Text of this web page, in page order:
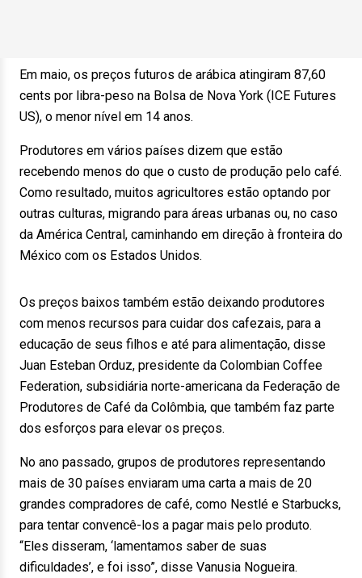
Em maio, os preços futuros de arábica atingiram 87,60
cents por libra-peso na Bolsa de Nova York (ICE Futures
US), o menor nível em 14 anos.
Produtores em vários países dizem que estão
recebendo menos do que o custo de produção pelo café.
Como resultado, muitos agricultores estão optando por
outras culturas, migrando para áreas urbanas ou, no caso
da América Central, caminhando em direção à fronteira do
México com os Estados Unidos.
Os preços baixos também estão deixando produtores
com menos recursos para cuidar dos cafezais, para a
educação de seus filhos e até para alimentação, disse
Juan Esteban Orduz, presidente da Colombian Coffee
Federation, subsidiária norte-americana da Federação de
Produtores de Café da Colômbia, que também faz parte
dos esforços para elevar os preços.
No ano passado, grupos de produtores representando
mais de 30 países enviaram uma carta a mais de 20
grandes compradores de café, como Nestlé e Starbucks,
para tentar convencê-los a pagar mais pelo produto.
“Eles disseram, ‘lamentamos saber de suas
dificuldades’, e foi isso”, disse Vanusia Nogueira.